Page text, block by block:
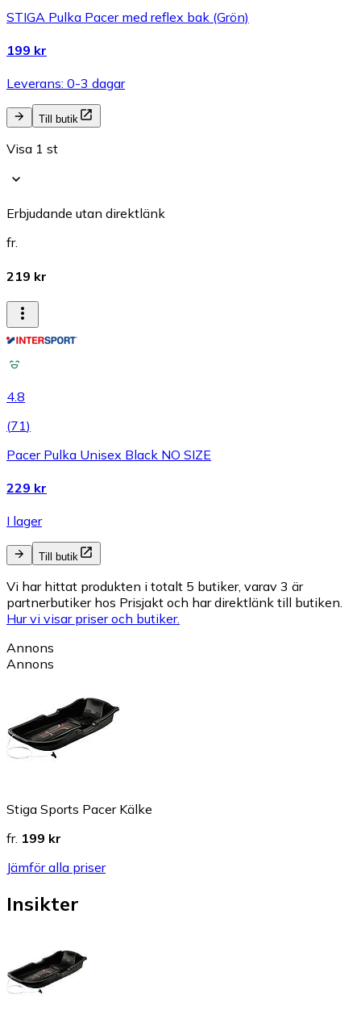
STIGA Pulka Pacer med reflex bak (Grön)
199 kr
Leverans: 0-3 dagar
Till butik
Visa 1 st
Erbjudande utan direktlänk
fr.
219 kr
4.8
(71)
Pacer Pulka Unisex Black NO SIZE
229 kr
I lager
Till butik
Vi har hittat produkten i totalt 5 butiker, varav 3 är
partnerbutiker hos Prisjakt och har direktlänk till butiken.
Hur vi visar priser och butiker.
Annons
Annons
Stiga Sports Pacer Kälke
fr. 199 kr
Jämför alla priser
Insikter